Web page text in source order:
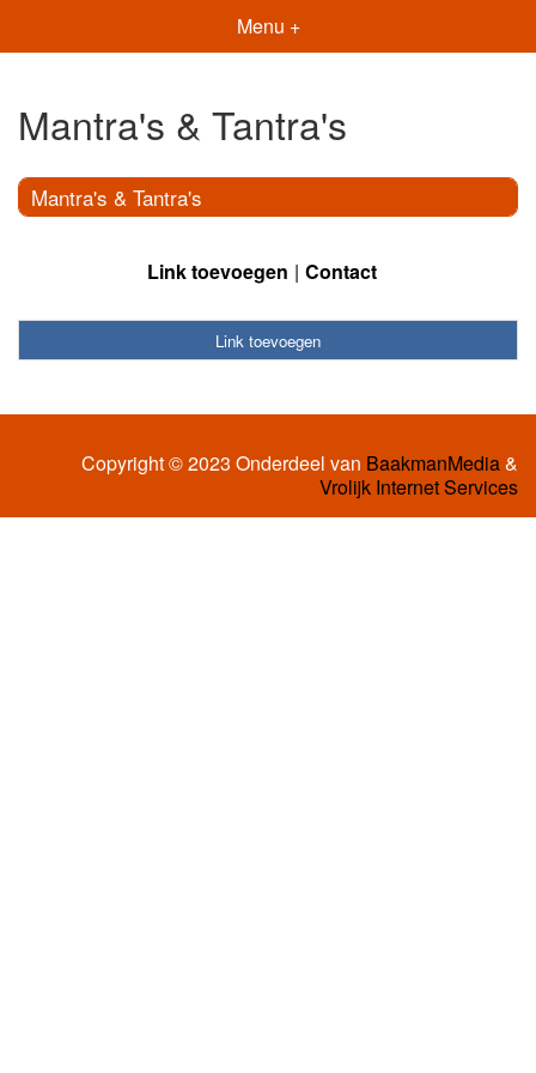
Menu +
Mantra's & Tantra's
Mantra's & Tantra's
Link toevoegen Contact
Link toevoegen
Copyright © 2023 Onderdeel van BaakmanMedia&
Vrolijk Internet Services